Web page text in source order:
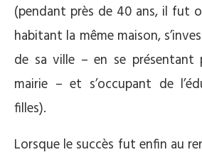
(pendant près de 40 ans, il fut
habitant la même maison,
de sa ville – en se présentant
mairie – et s’occupant de
filles).
Lorsque le succès fut enfin au